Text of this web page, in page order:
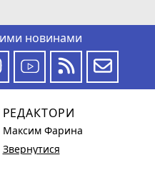
новинами
РЕДАКТОРИ
Максим Фарина
Звернутися